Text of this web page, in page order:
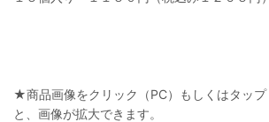
★商品画像をクリック（PC）もしくはタップ
と、画像が拡大できます。